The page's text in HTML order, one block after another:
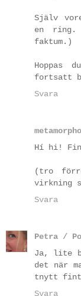
Själv
en
faktum.)
Hoppas
fortsatt
Svara
Hí hi!
(tro
virkning
Svara
Petra /
Ja, lite
det när
tnytt fint
Svara